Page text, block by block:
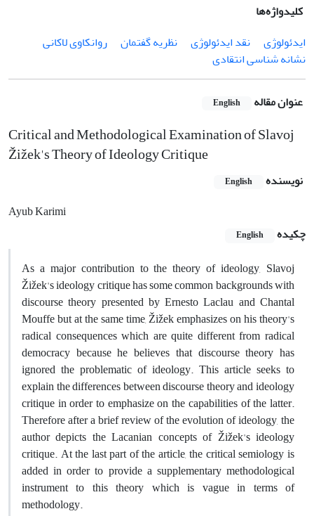
کلیدواژه‌ها
ایدئولوژی
نقد ایدئولوژی نظریه گفتمان
روانکاوی لاکانی
نشانه شناسی انتقادی
عنوان مقاله English
Critical and Methodological Examination of Slavoj
Žižek's Theory of Ideology Critique
نویسنده English
Ayub Karimi
چکیده
English
As a major contribution to the theory of ideology, Slavoj
Žižek's ideology critique has some common backgrounds with
discourse theory presented by Ernesto Laclau and Chantal
Mouffe but at the same time, Žižek emphasizes on his theory's
radical consequences which are quite different from radical
democracy because he believes that discourse theory has
ignored the problematic of ideology. This article seeks to
explain the differences between discourse theory and ideology
critique in order to emphasize on the capabilities of the latter.
Therefore after a brief review of the evolution of ideology, the
author depicts the Lacanian concepts of Žižek's ideology
critique. At the last part of the article, the critical semiology is
added in order to provide a supplementary methodological
instrument to this theory which is vague in terms of
methodology.